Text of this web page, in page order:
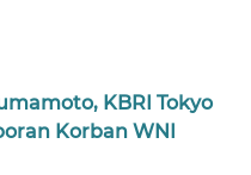
KBRI Tokyo
Korban WNI